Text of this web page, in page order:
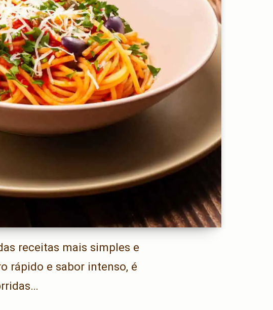
receitas mais simples e
rápido e sabor intenso, é